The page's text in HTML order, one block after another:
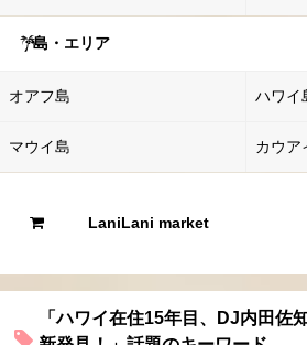
島・エリア
オアフ島 ハワイ
マウイ島 カウア
LaniLani market
「ハワイ在住15年目、DJ内田佐